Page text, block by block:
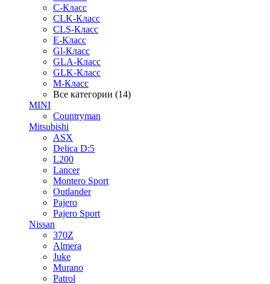
C-Класс
CLK-Класс
CLS-Класс
E-Класс
Gl-Класс
GLA-Класс
GLK-Класс
M-Класс
Все категории (14)
MINI
Countryman
Mitsubishi
ASX
Delica D:5
L200
Lancer
Montero Sport
Outlander
Pajero
Pajero Sport
Nissan
370Z
Almera
Juke
Murano
Patrol